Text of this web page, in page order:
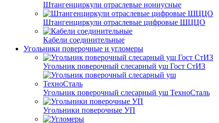
Штангенциркули отраслевые нониусные
Штангенциркули отраслевые цифровые ШЦЦО
Кабели соединительные
Угольники поверочные и угломеры
Угольник поверочный слесарный уш Гост СтИЗ
Угольник поверочный слесарный уш ТехноСталь
Угольники поверочные УП